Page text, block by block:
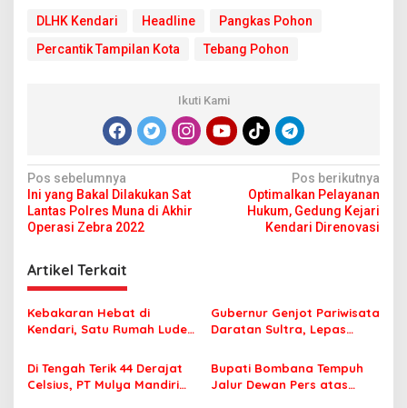
DLHK Kendari Headline
Pangkas Pohon
Percantik Tampilan Kota
Tebang Pohon
Ikuti Kami
N
a
v
i
g
a
s
i
p
Pos sebelumnya
Ini yang Bakal Dilakukan Sat
Lantas Polres Muna di Akhir
Operasi Zebra 2022
Pos berikutnya
Optimalkan Pelayanan
Hukum, Gedung Kejari
Kendari Direnovasi
Artikel Terkait
Kebakaran Hebat di
Kendari, Satu Rumah Ludes
Gubernur Genjot Pariwisata
Daratan Sultra, Lepas
Tiga Kabupaten Unggulan
Di Tengah Terik 44 Derajat
Celsius, PT Mulya Mandiri
Bupati Bombana Tempuh
Jalur Dewan Pers atas